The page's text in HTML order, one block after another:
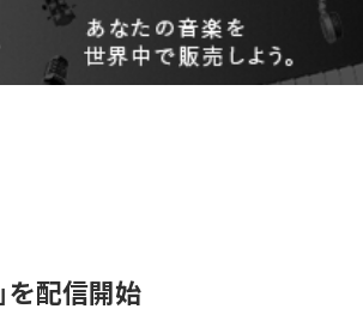
を配信開始